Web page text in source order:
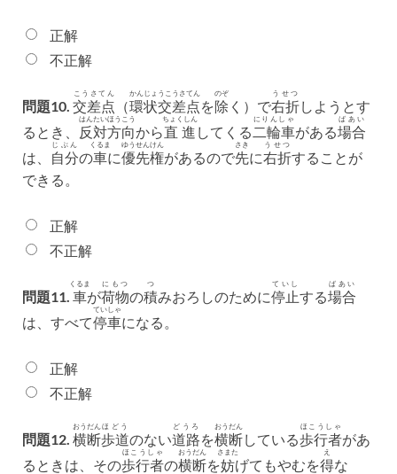
正解
不正解
問題10. 交差点
こうさてん
（環状交差点
かんじょうこうさてん
を除
のぞ
く）で右折
うせつ
しようとす
るとき、
反対
はんたい
方向
ほうこう
から直進
ちょくしん
してくる 二輪車
にりんしゃ
がある場合
ばあい
は、 自分
じぶん
の車
くるま
に優先権
ゆうせんけん
があるので先
さき
に右折
うせつ
することが
できる。
正解
不正解
問題11. 車
くるま
が荷物
にもつ
の積
つ
みおろしのために停止
ていし
する場合
ばあい
は、すべて停車
ていしゃ
になる。
正解
不正解
問題12. 横断
おうだん
歩道
ほどう
のない道路
どうろ
を横断
おうだん
している歩行者
ほこうしゃ
があ
るときは、その歩行者
ほこうしゃ
の横断
おうだん
を妨
さまた
げてもやむを得
え
な